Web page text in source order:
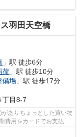
羽田天空橋
」駅 徒歩6分
荷 」駅 徒歩10分
備場 」駅 徒歩17分
丁目8-7
ありちょっとした買い物
費用をカードでお支払い